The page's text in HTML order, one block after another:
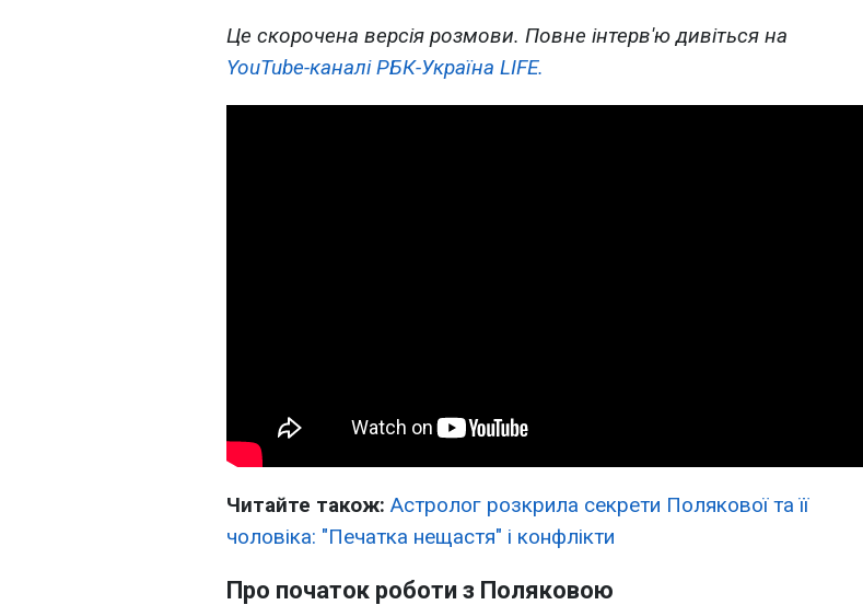
Це скорочена версія розмови. Повне інтерв'ю дивіться на
YouTube-каналі РБК-Україна LIFE.
Читайте також: Астролог розкрила секрети Полякової та її
чоловіка: "Печатка нещастя" і конфлікти
Про початок роботи з Поляковою